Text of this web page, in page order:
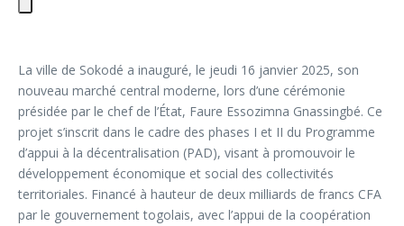
La ville de Sokodé a inauguré, le jeudi 16 janvier 2025, son
nouveau marché central moderne, lors d’une cérémonie
présidée par le chef de l’État, Faure Essozimna Gnassingbé. Ce
projet s’inscrit dans le cadre des phases I et II du Programme
d’appui à la décentralisation (PAD), visant à promouvoir le
développement économique et social des collectivités
territoriales. Financé à hauteur de deux milliards de francs CFA
par le gouvernement togolais, avec l’appui de la coopération